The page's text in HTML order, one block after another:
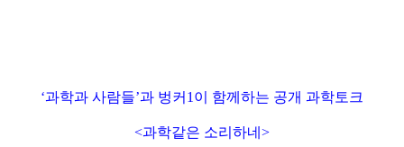
‘과학과 사람들’과 벙커 1 이 함께하는 공개 과학토크
<과학같은 소리하네 >